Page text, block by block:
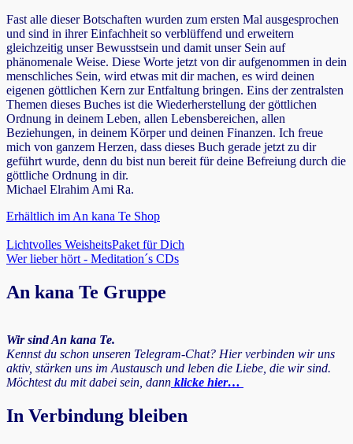
Fast alle dieser Botschaften wurden zum ersten Mal ausgesprochen
und sind in ihrer Einfachheit so verblüffend und erweitern
gleichzeitig unser Bewusstsein und damit unser Sein auf
phänomenale Weise. Diese Worte jetzt von dir aufgenommen in dein
menschliches Sein, wird etwas mit dir machen, es wird deinen
eigenen göttlichen Kern zur Entfaltung bringen. Eins der zentralsten
Themen dieses Buches ist die Wiederherstellung der göttlichen
Ordnung in deinem Leben, allen Lebensbereichen, allen
Beziehungen, in deinem Körper und deinen Finanzen. Ich freue
mich von ganzem Herzen, dass dieses Buch gerade jetzt zu dir
geführt wurde, denn du bist nun bereit für deine Befreiung durch die
göttliche Ordnung in dir.
Michael Elrahim Ami Ra.
Erhältlich im An kana Te Shop
Lichtvolles WeisheitsPaket für Dich
Wer lieber hört - Meditation´s CDs
An kana Te Gruppe
Wir sind An kana Te.
Kennst du schon unseren Telegram-Chat? Hier verbinden wir uns
aktiv, stärken uns im Austausch und leben die Liebe, die wir sind.
Möchtest du mit dabei sein, dann klicke hier…
In Verbindung bleiben